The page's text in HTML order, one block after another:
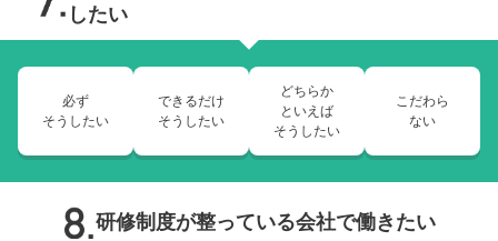
したい
必ず
そうしたい
できるだけ
そうしたい
どちらか
といえば
そうしたい
こだわら
ない
研修制度が整っている会社で働きたい